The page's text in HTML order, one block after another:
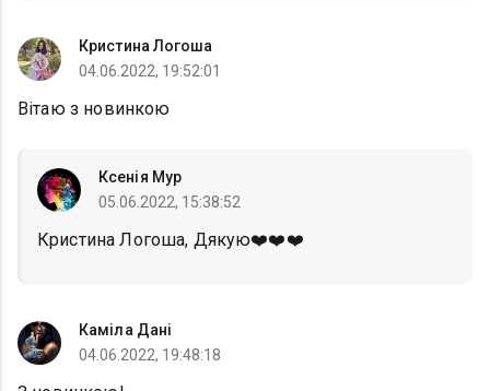
Кристина Логоша
04.06.2022, 19:52:01
Вітаю з новинкою
Ксенія Мур
05.06.2022, 15:38:52
Кристина Логоша, Дякую❤️❤️❤️
Каміла Дані
04.06.2022, 19:48:18